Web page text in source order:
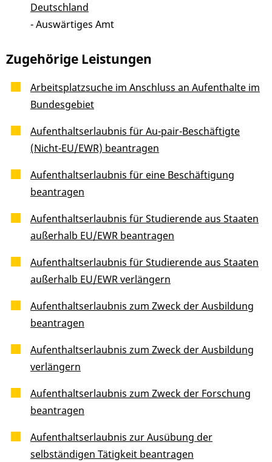
Deutschland
- Auswärtiges Amt
Zugehörige Leistungen
Arbeitsplatzsuche im Anschluss an Aufenthalte im
Bundesgebiet
Aufenthaltserlaubnis für Au-pair-Beschäftigte
(Nicht-EU/EWR) beantragen
Aufenthaltserlaubnis für eine Beschäftigung
beantragen
Aufenthaltserlaubnis für Studierende aus Staaten
außerhalb EU/EWR beantragen
Aufenthaltserlaubnis für Studierende aus Staaten
außerhalb EU/EWR verlängern
Aufenthaltserlaubnis zum Zweck der Ausbildung
beantragen
Aufenthaltserlaubnis zum Zweck der Ausbildung
verlängern
Aufenthaltserlaubnis zum Zweck der Forschung
beantragen
Aufenthaltserlaubnis zur Ausübung der
selbständigen Tätigkeit beantragen